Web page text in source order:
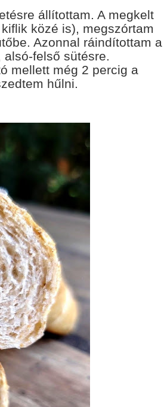
állítottam. A megkelt
közé is), megszórtam
Azonnal ráindítottam a
felső sütésre.
mellett még 2 percig a
hűlni.